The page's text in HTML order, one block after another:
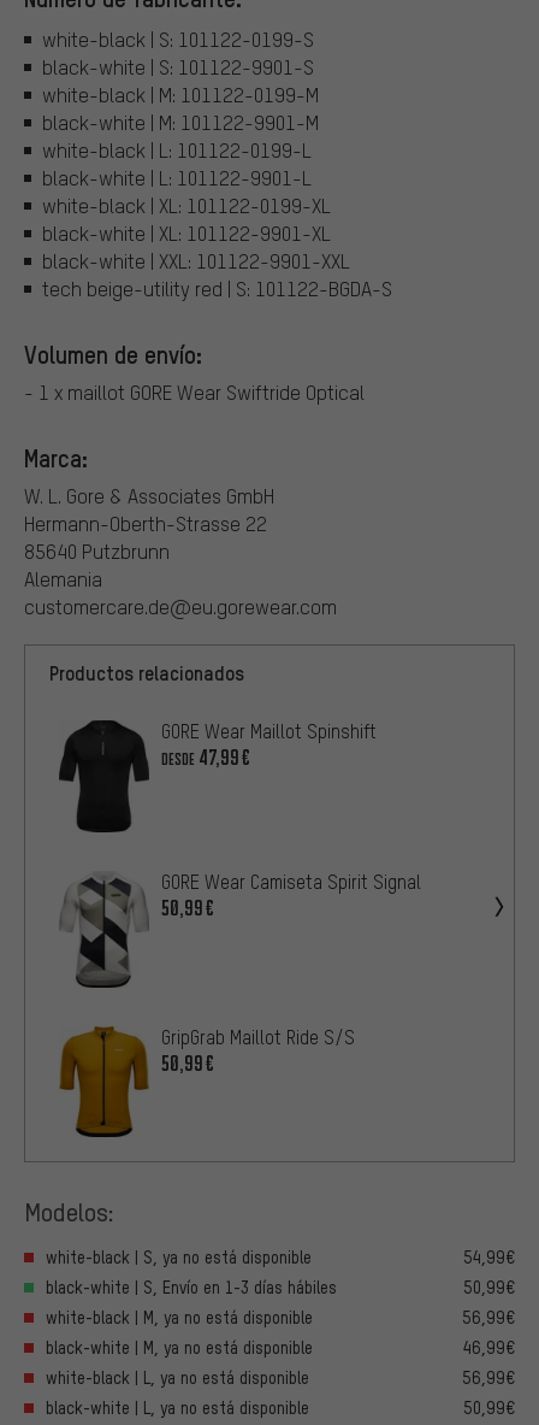
white-black | S: 101122-0199-S
black-white | S: 101122-9901-S
white-black | M: 101122-0199-M
black-white | M: 101122-9901-M
white-black | L: 101122-0199-L
black-white | L: 101122-9901-L
white-black | XL: 101122-0199-XL
black-white | XL: 101122-9901-XL
black-white | XXL: 101122-9901-XXL
tech beige-utility red | S: 101122-BGDA-S
Volumen de envío:
- 1 x maillot GORE Wear Swiftride Optical
Marca:
W. L. Gore & Associates GmbH
Hermann-Oberth-Strasse 22
85640 Putzbrunn
Alemania
customercare.de@eu.gorewear.com
Productos relacionados
GORE Wear Maillot Spinshift
DESDE 47,99€
GORE Wear Camiseta Spirit Signal
50,99€
GripGrab Maillot Ride S/S
50,99€
Modelos:
white-black | S, ya no está disponible
54,99€
black-white | S, Envío en 1-3 días hábiles
50,99€
white-black | M, ya no está disponible
56,99€
black-white | M, ya no está disponible
46,99€
white-black | L, ya no está disponible
56,99€
black-white | L, ya no está disponible
50,99€